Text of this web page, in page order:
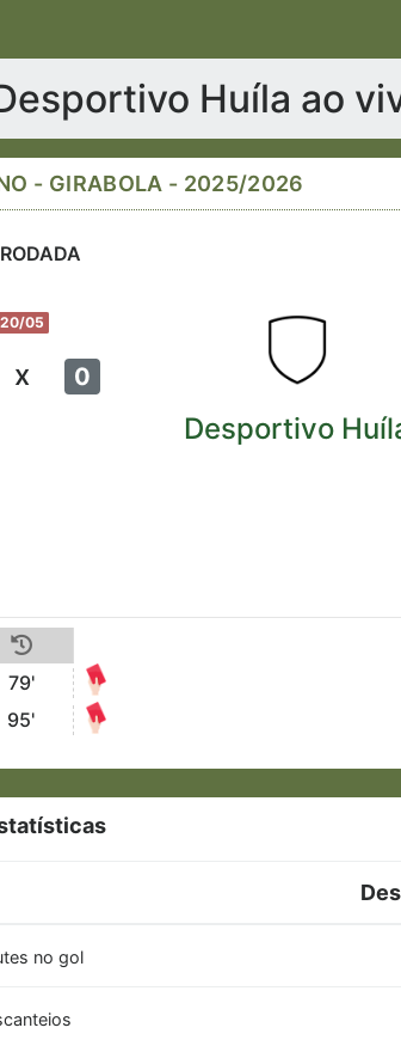
Huíla ao
- GIRABOLA - 2025/2026
20/05
x 0
Desportivo
79'
95'
no gol